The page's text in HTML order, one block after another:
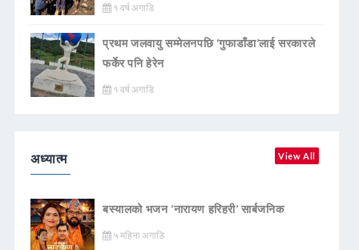
१ वर्ष अगाडि
प्रथम जलवायु सम्मेलनपछि ‘गुफाडाँडा’लाई सरकारले
फर्केर पनि हेरेन
१ वर्ष अगाडि
अध्यात्म View All
बस्यालको भजन ‘नारायण हरिहरी’ सार्बजनिक
५ महिना अगाडि